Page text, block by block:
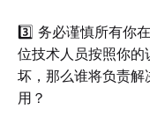
3️⃣ 务必谨慎所有你
位技术人员按照你
坏，那么谁将负责
用？